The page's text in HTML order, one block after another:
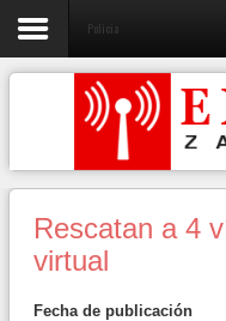
Policia
Rescatan a 4
virtual
Fecha de publicación